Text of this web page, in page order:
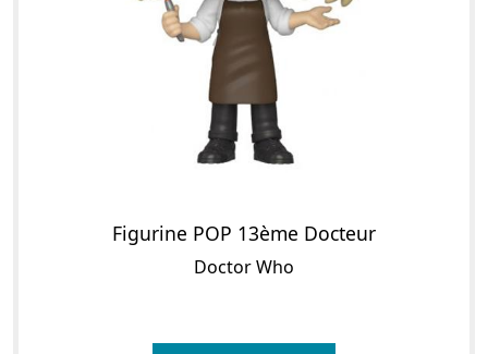
Figurine POP 13ème Docteur
Doctor Who